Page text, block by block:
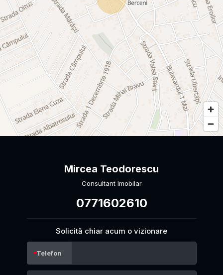
Mircea Teodorescu
Consultant Imobilar
0771602610
Solicită chiar acum o vizionare
Telefon